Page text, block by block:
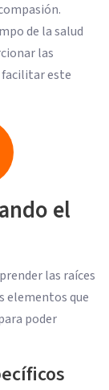
de la salud
las
este
el
las raíces
elementos que
poder